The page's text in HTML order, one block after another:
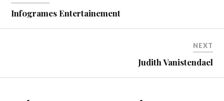
Infogrames Entertainement
NEXT
Judith Vanistendael